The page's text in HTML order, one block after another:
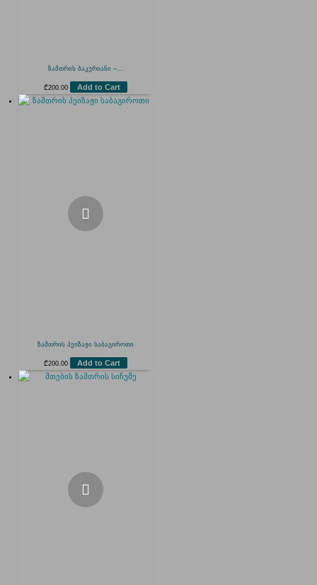
ზამთრის ბაკურიანი –...
₾200.00 Add to Cart
ზამთრის პეიზაჟი საბაგიროთი
₾200.00 Add to Cart